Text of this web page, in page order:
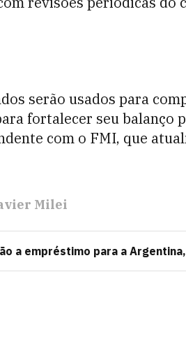
serão usados para
fortalecer seu balanço
com o FMI, que
Milei
a empréstimo para a